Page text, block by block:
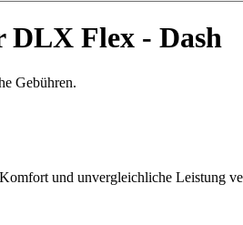
Flex - Dash
Gebühren.
und unvergleichliche Leistung